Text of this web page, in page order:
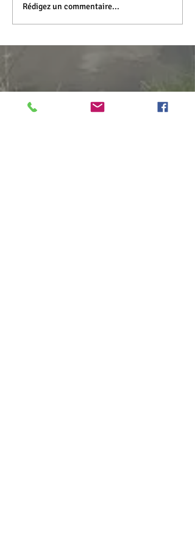
Rédigez un commentaire...